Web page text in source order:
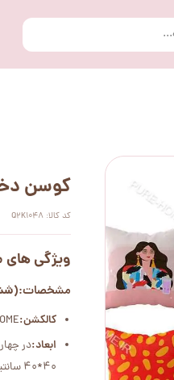
کوسن
کد کالا: Q2K1048
ویژگی
مشخصات:
کالکشن:
ابعاد: